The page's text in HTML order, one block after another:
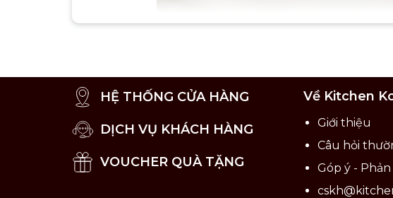
HỆ THỐNG CỬA HÀNG
DỊCH VỤ KHÁCH HÀNG
VOUCHER QUÀ TẶNG
Về Kitchen
Giới thiệu
Câu hỏi
Góp ý -